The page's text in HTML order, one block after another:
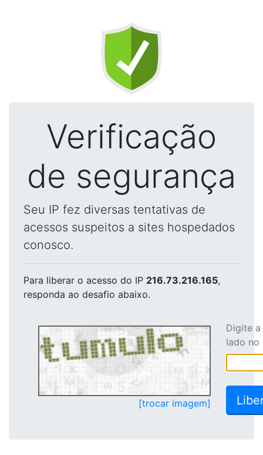
Verificação
de segurança
Seu IP fez diversas tentativas de
acessos suspeitos a sites hospedados
conosco.
Para liberar o acesso do IP 216.73.216.165,
responda ao desafio abaixo.
[trocar imagem]
Digite
lado no